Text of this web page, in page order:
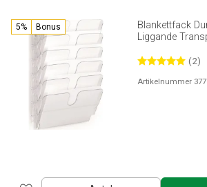
5% Bonus
Blankettfack
Liggande
(2)
Artikelnummer